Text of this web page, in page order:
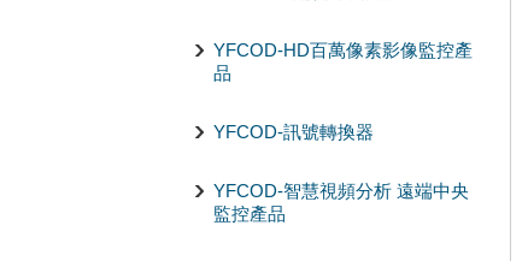
YFCOD-HD百萬像素影像監控產
品
YFCOD-訊號轉換器
YFCOD-智慧視頻分析 遠端中央
監控產品